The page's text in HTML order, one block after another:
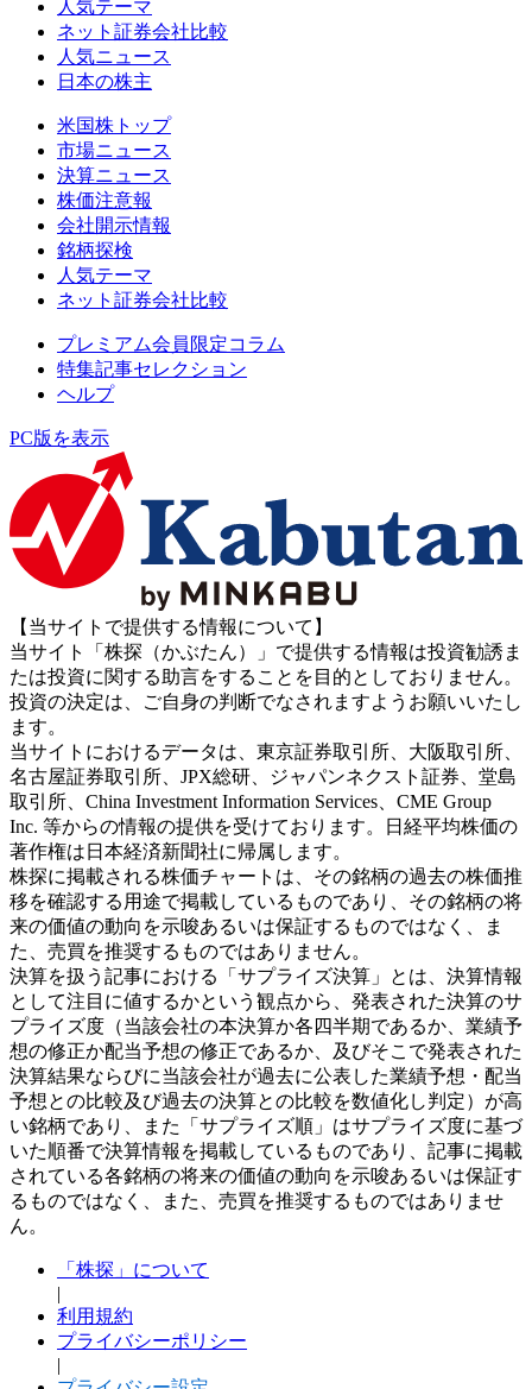
人気テーマ
ネット証券会社比較
人気ニュース
日本の株主
米国株トップ
市場ニュース
決算ニュース
株価注意報
会社開示情報
銘柄探検
人気テーマ
ネット証券会社比較
プレミアム会員限定コラム
特集記事セレクション
ヘルプ
PC版を表示
【当サイトで提供する情報について】
当サイト「株探（かぶたん）」で提供する情報は投資勧誘ま
たは投資に関する助言をすることを目的としておりません。
投資の決定は、ご自身の判断でなされますようお願いいたし
ます。
当サイトにおけるデータは、東京証券取引所、大阪取引所、
名古屋証券取引所、JPX総研、ジャパンネクスト証券、堂島
取引所、China Investment Information Services、CME Group
Inc. 等からの情報の提供を受けております。日経平均株価の
著作権は日本経済新聞社に帰属します。
株探に掲載される株価チャートは、その銘柄の過去の株価推
移を確認する用途で掲載しているものであり、その銘柄の将
来の価値の動向を示唆あるいは保証するものではなく、ま
た、売買を推奨するものではありません。
決算を扱う記事における「サプライズ決算」とは、決算情報
として注目に値するかという観点から、発表された決算のサ
プライズ度（当該会社の本決算か各四半期であるか、業績予
想の修正か配当予想の修正であるか、及びそこで発表された
決算結果ならびに当該会社が過去に公表した業績予想・配当
予想との比較及び過去の決算との比較を数値化し判定）が高
い銘柄であり、また「サプライズ順」はサプライズ度に基づ
いた順番で決算情報を掲載しているものであり、記事に掲載
されている各銘柄の将来の価値の動向を示唆あるいは保証す
るものではなく、また、売買を推奨するものではありませ
ん。
「株探」について
|
利用規約
プライバシーポリシー
|